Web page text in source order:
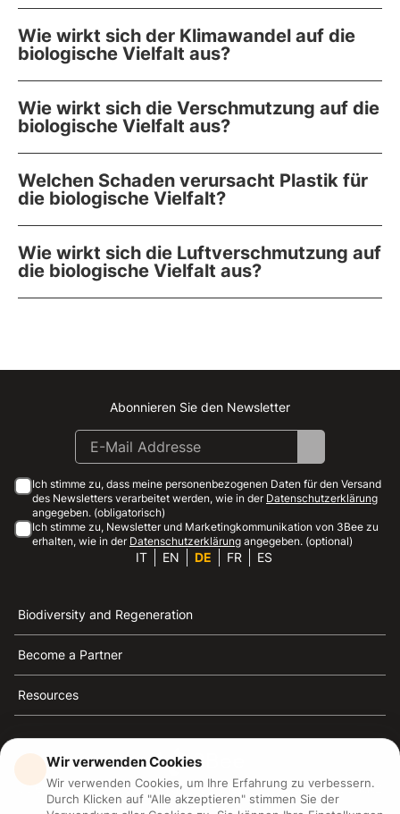
Wie wirkt sich der Klimawandel auf die
biologische Vielfalt aus?
Wie wirkt sich die Verschmutzung auf die
biologische Vielfalt aus?
Welchen Schaden verursacht Plastik für
die biologische Vielfalt?
Wie wirkt sich die Luftverschmutzung auf
die biologische Vielfalt aus?
Instagram
Facebook
Linkedin
Youtube
Abonnieren Sie den Newsletter
Ich stimme zu, dass meine personenbezogenen Daten für den Versand
des Newsletters verarbeitet werden, wie in der Datenschutzerklärung
angegeben. (obligatorisch)
Ich stimme zu, Newsletter und Marketingkommunikation von 3Bee zu
erhalten, wie in der Datenschutzerklärung angegeben. (optional)
IT EN DE FR ES
Biodiversity and Regeneration
Become a Partner
Resources
3Bee ist die Referenz für Nachhaltigkeit, Bienenschutz
und Biodiversität
Wir verwenden Cookies
Wir verwenden Cookies, um Ihre Erfahrung zu verbessern.
Durch Klicken auf "Alle akzeptieren" stimmen Sie der